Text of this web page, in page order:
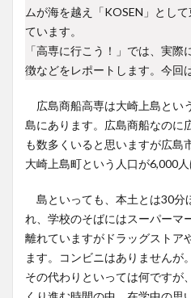
ムが海を越え「KOSEN」とし
ています。
「高専に行こう！」では、実
徴などをレポートします。今回
広島商船高専は大崎上島とい
島にあります。広島商船なのに
も数多くいると思いますが広島
大崎上島町という人口が6,000人
島といっても、本土とは30分
れ、学校のそばにはスーパーマ
離れていますがドラッグストア
ます。コンビニはありませんが
その代わりといっては何ですが